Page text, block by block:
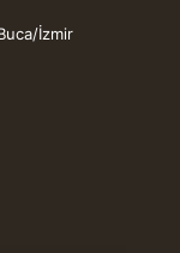
İzmir